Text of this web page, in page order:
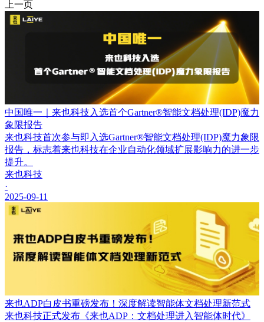
上一页
中国唯一｜来也科技入选首个Gartner®智能文档处理(IDP)魔力
象限报告
来也科技首次参与即入选Gartner®智能文档处理(IDP)魔力象限
报告，标志着来也科技在企业自动化领域扩展影响力的进一步
提升。
来也科技
·
2025-09-11
来也ADP白皮书重磅发布！深度解读智能体文档处理新范式
来也科技正式发布《来也ADP：文档处理进入智能体时代》